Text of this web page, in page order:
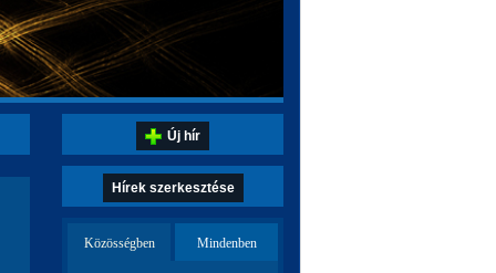
Új hír
Hírek szerkesztése
Közösségben Mindenben